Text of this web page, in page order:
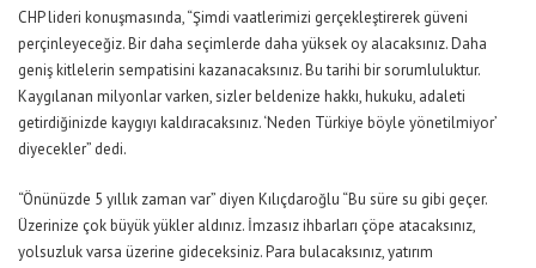
CHP lideri konuşmasında, “Şimdi vaatlerimizi gerçekleştirerek güveni
perçinleyeceğiz. Bir daha seçimlerde daha yüksek oy alacaksınız. Daha
geniş kitlelerin sempatisini kazanacaksınız. Bu tarihi bir sorumluluktur.
Kaygılanan milyonlar varken, sizler beldenize hakkı, hukuku, adaleti
getirdiğinizde kaygıyı kaldıracaksınız. ‘Neden Türkiye böyle yönetilmiyor’
diyecekler” dedi.
“Önünüzde 5 yıllık zaman var” diyen Kılıçdaroğlu “Bu süre su gibi geçer.
Üzerinize çok büyük yükler aldınız. İmzasız ihbarları çöpe atacaksınız,
yolsuzluk varsa üzerine gideceksiniz. Para bulacaksınız, yatırım